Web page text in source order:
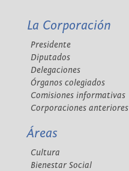
La Corporación
Presidente
Diputados
Delegaciones
Órganos colegiados
Comisiones informativas
Corporaciones anteriores
Áreas
Cultura
Bienestar Social